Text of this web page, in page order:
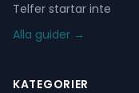
Telfer startar inte
Alla guider →
KATEGORIER